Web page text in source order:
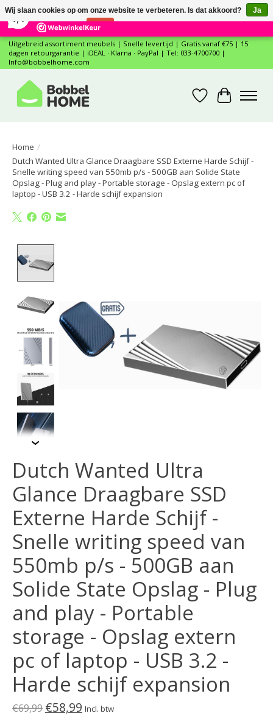
12 Reviews ×
Uitgebreid assortiment meubels | Snelle levertijd | Gratis vanaf €75 | 15
dagen retourgarantie | iDEAL · Klarna · PayPal | Tel: 033-4700700 |
Info@bobbelhome.com
Verlanglijst
Home /
Dutch Wanted Ultra Glance Draagbare SSD Externe Harde Schijf -
Snelle writing speed van 550mb p/s - 500GB aan Solide State
Opslag - Plug and play - Portable storage - Opslag extern pc of
laptop - USB 3.2 - Harde schijf expansion
Dutch Wanted Ultra
Glance Draagbare SSD
Externe Harde Schijf -
Snelle writing speed van
550mb p/s - 500GB aan
Solide State Opslag - Plug
and play - Portable
storage - Opslag extern
pc of laptop - USB 3.2 -
Harde schijf expansion
€69,99 €58,99 Incl. btw
Wij slaan cookies op om onze website te verbeteren. Is dat akkoord?
Ja
Nee